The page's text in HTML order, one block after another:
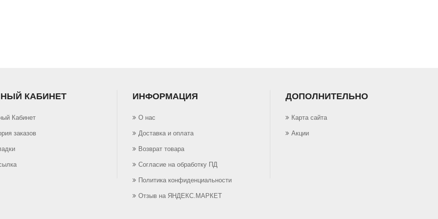
КАБИНЕТ
Кабинет
заказов
ИНФОРМАЦИЯ
О нас
Доставка и оплата
Возврат товара
Согласие на обработку ПД
Политика конфиденциальности
Отзыв на ЯНДЕКС.МАРКЕТ
ДОПОЛНИТЕЛЬНО
Карта сайта
Акции